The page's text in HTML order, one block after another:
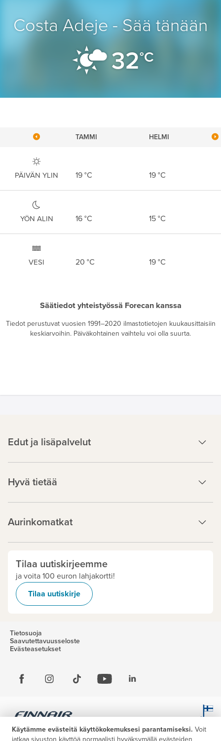
Costa Adeje - Sää tänään
32°C
TAMMI HELMI
PÄIVÄN YLIN 19 °C 19 °C
YÖN ALIN 16 °C 15 °C
VESI 20 °C 19 °C
Säätiedot yhteistyössä Forecan kanssa
Tiedot perustuvat vuosien 1991–2020 ilmastotietojen kuukausittaisiin
keskiarvoihin. Päiväkohtainen vaihtelu voi olla suurta.
Edut ja lisäpalvelut
Hyvä tietää
Aurinkomatkat
Tilaa uutiskirjeemme
ja voita 100 euron lahjakortti!
Tilaa uutiskirje
Tietosuoja
Saavutettavuusseloste
Evästeasetukset
Käytämme evästeitä käyttökokemuksesi parantamiseksi. Voit
jatkaa sivuston käyttöä normaalisti hyväksymällä evästeiden